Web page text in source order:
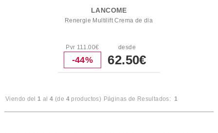
LANCOME
Renergie Multilift Crema de dia
Pvr 111.00€
-44%
desde
62.50€
Viendo del1 al4 (de 4productos) Páginas de Resultados: 1